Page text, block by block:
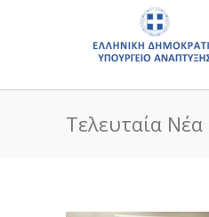
Τελευταία Νέα